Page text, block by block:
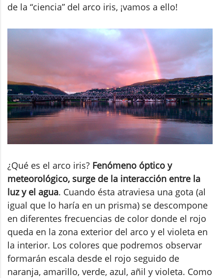
de la “ciencia” del arco iris, ¡vamos a ello!
¿Qué es el arco iris? Fenómeno óptico y
meteorológico, surge de la interacción entre la
luz y el agua. Cuando ésta atraviesa una gota (al
igual que lo haría en un prisma) se descompone
en diferentes frecuencias de color donde el rojo
queda en la zona exterior del arco y el violeta en
la interior. Los colores que podremos observar
formarán escala desde el rojo seguido de
naranja, amarillo, verde, azul, añil y violeta. Como